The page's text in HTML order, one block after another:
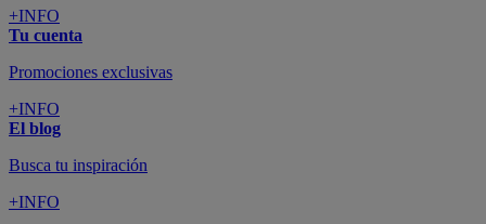
+INFO
Tu cuenta
Promociones exclusivas
+INFO
El blog
Busca tu inspiración
+INFO